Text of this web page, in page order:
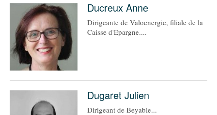
Ducreux Anne
Dirigeante de Valoenergie, filiale de la
Caisse d'Epargne....
Dugaret Julien
Dirigeant de Beyable...